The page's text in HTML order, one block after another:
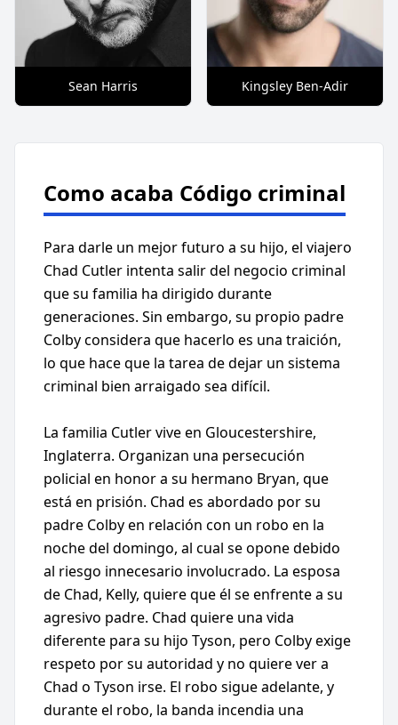
Sean Harris Kingsley Ben-Adir
Como acaba Código criminal
Para darle un mejor futuro a su hijo, el viajero
Chad Cutler intenta salir del negocio criminal
que su familia ha dirigido durante
generaciones. Sin embargo, su propio padre
Colby considera que hacerlo es una traición,
lo que hace que la tarea de dejar un sistema
criminal bien arraigado sea difícil.
La familia Cutler vive en Gloucestershire,
Inglaterra. Organizan una persecución
policial en honor a su hermano Bryan, que
está en prisión. Chad es abordado por su
padre Colby en relación con un robo en la
noche del domingo, al cual se opone debido
al riesgo innecesario involucrado. La esposa
de Chad, Kelly, quiere que él se enfrente a su
agresivo padre. Chad quiere una vida
diferente para su hijo Tyson, pero Colby exige
respeto por su autoridad y no quiere ver a
Chad o Tyson irse. El robo sigue adelante, y
durante el robo, la banda incendia una